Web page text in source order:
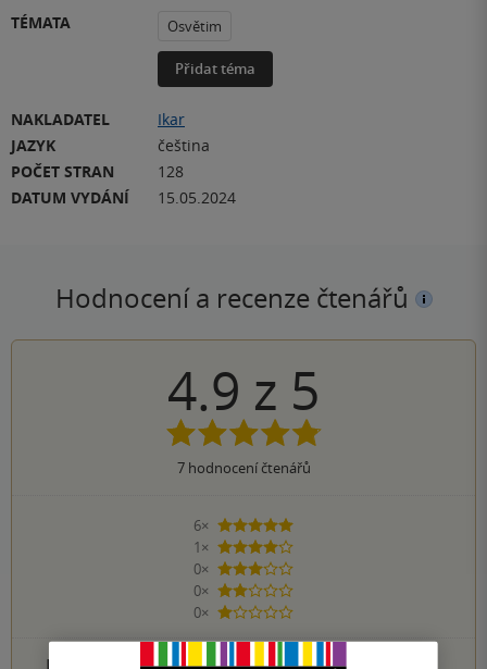
TÉMATA
Osvětim
Přidat téma
NAKLADATEL
Ikar
JAZYK
čeština
POČET STRAN
128
DATUM VYDÁNÍ
15.05.2024
Hodnocení a recenze čtenářů
4.9 z 5
7hodnocení čtenářů
6×
5 hvězdiček
1×
4 hvězdičky
0×
3 hvězdičky
0×
2 hvězdičky
0×
1 hvezdička